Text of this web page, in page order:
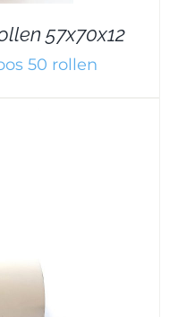
57x70x12
50 rollen